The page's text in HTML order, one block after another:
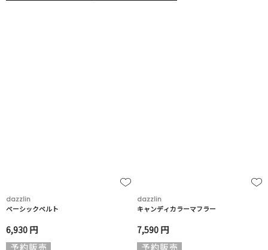
dazzlin
ベーシックベルト
6,930 円
dazzlin
キャンディカラーマフラー
7,590 円